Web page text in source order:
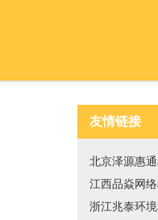
友情链接
北京泽源惠
江西品焱网
浙江兆泰环